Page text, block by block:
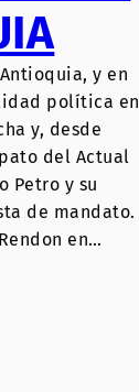
y en
política en
y, desde
del Actual
Petro y su
de mandato.
en…